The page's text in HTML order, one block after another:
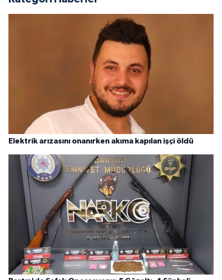
Elektrik arızasını onanırken akıma kapılan işçi öldü